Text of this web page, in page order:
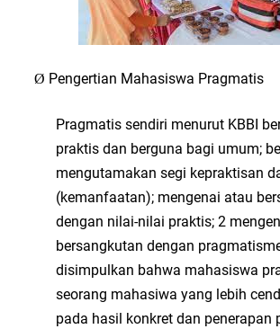
Ø Pengertian Mahasiswa Pragmatis
Pragmatis sendiri menurut KBBI
praktis dan berguna bagi umum;
mengutamakan segi kepraktisan
(kemanfaatan); mengenai atau
dengan nilai-nilai praktis; 2
bersangkutan dengan
disimpulkan bahwa mahasiswa
seorang mahasiwa yang lebih
pada hasil konkret dan penerapan